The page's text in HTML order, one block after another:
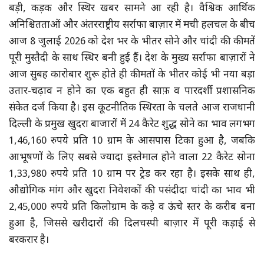
बड़ी, कड़क और स्थिर खबर सामने आ रही है। वैश्विक आर्थिक
अनिश्चितताओं और अंतरराष्ट्रीय सर्राफा बाज़ार में मची हलचल के बीच
आज 8 जुलाई 2026 को देश भर के भीतर सोने और चांदी की कीमतें
पूरी मुस्तैदी के साथ स्थिर बनी हुई हैं। देश के मुख्य सर्राफा बाज़ारों ने
आज सुबह कारोबार शुरू होते ही कीमतों के भीतर कोई भी नया बड़ा
उतार-चढ़ाव न होने का एक बहुत ही साफ़ व पारदर्शी प्रशासनिक
संकेत दर्ज किया है। इस कूटनीतिक स्थिरता के चलते आज राजधानी
दिल्ली के प्रमुख खुदरा बाजारों में 24 कैरेट शुद्ध सोने का भाव लगभग
1,46,160 रुपये प्रति 10 ग्राम के आसपास टिका हुआ है, जबकि
आभूषणों के लिए सबसे ज्यादा इस्तेमाल होने वाला 22 कैरेट सोना
1,33,980 रुपये प्रति 10 ग्राम पर ट्रेड कर रहा है। इसके साथ ही,
औद्योगिक मांग और खुदरा निवेशकों की पसंदीदा चांदी का भाव भी
2,45,000 रुपये प्रति किलोग्राम के कड़े व ऊंचे स्तर के करीब बना
हुआ है, जिससे खरीदारों की दिलचस्पी बाज़ार में पूरी कड़ाई से
बरकरार है।